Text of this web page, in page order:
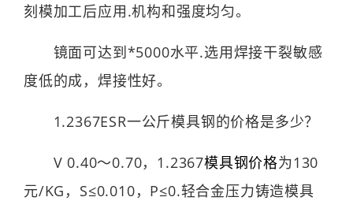
刻模加工后应用.机构和强度均匀。
镜面可达到*5000水平.选用焊接干裂敏感
度低的成，焊接性好。
1.2367ESR一公斤模具钢的价格是多少？
V 0.40～0.70，1.2367模具钢价格为130
元/KG，S≤0.010，P≤0.轻合金压力铸造模具